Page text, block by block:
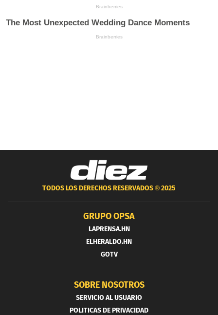
TODOS LOS DERECHOS RESERVADOS ®2025
GRUPO OPSA
LAPRENSA.HN
ELHERALDO.HN
GOTV
SOBRE NOSOTROS
SERVICIO AL USUARIO
POLITICAS DE PRIVACIDAD